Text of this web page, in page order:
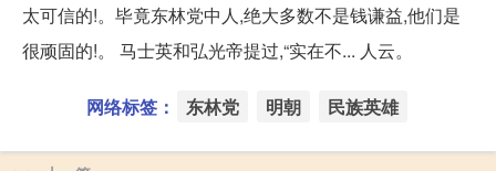
太可信的!。毕竟东林党中人,绝大多数不是钱谦益,他们是
很顽固的!。 马士英和弘光帝提过,“实在不... 人云。
网络标签： 东林党 明朝 民族英雄